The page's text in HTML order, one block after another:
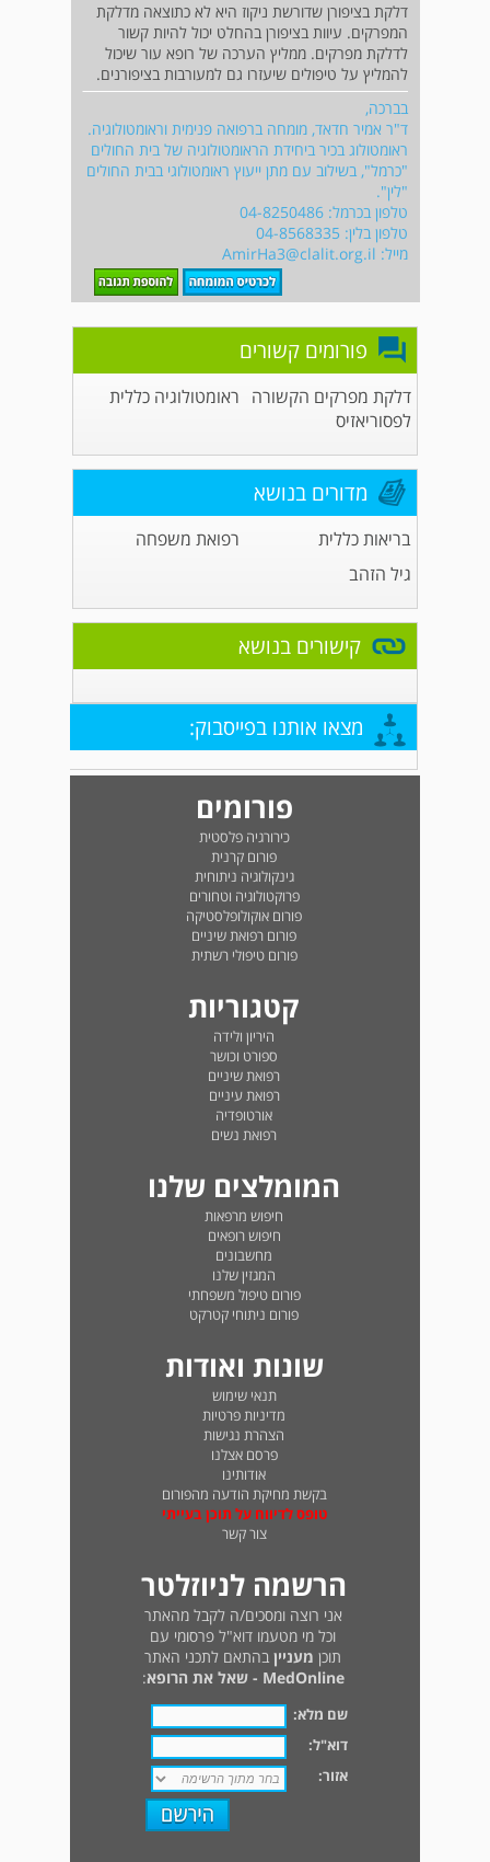
דלקת בציפורן שדורשת ניקוז היא לא כתוצאה מדלקת
המפרקים. עיוות בציפורן בהחלט יכול להיות קשור
לדלקת מפרקים. ממליץ הערכה של רופא עור שיכול
להמליץ על טיפולים שיעזרו גם למעורבות בציפורנים.
בברכה,
ד"ר אמיר חדאד, מומחה ברפואה פנימית וראומטולוגיה.
ראומטולוג בכיר ביחידת הראומטולוגיה של בית החולים
"כרמל", בשילוב עם מתן ייעוץ ראומטולוגי בבית החולים
"לין".
טלפון בכרמל: 04-8250486
טלפון בלין: 04-8568335
מייל: AmirHa3@clalit.org.il
פורומים קשורים
דלקת מפרקים הקשורה
לפסוריאזיס
ראומטולוגיה כללית
מדורים בנושא
בריאות כללית
רפואת משפחה
גיל הזהב
קישורים בנושא
מצאו אותנו בפייסבוק:
פורומים
כירורגיה פלסטית
פורום קרנית
גינקולוגיה ניתוחית
פרוקטולוגיה וטחורים
פורום אוקולופלסטיקה
פורום רפואת שיניים
פורום טיפולי רשתית
קטגוריות
היריון ולידה
ספורט וכושר
רפואת שיניים
רפואת עיניים
אורטופדיה
רפואת נשים
המומלצים שלנו
חיפוש מרפאות
חיפוש רופאים
מחשבונים
המגזין שלנו
פורום טיפול משפחתי
פורום ניתוחי קטרקט
שונות ואודות
תנאי שימוש
מדיניות פרטיות
הצהרת נגישות
פרסם אצלנו
אודותינו
בקשת מחיקת הודעה מהפורום
טופס לדיווח על תוכן בעייתי
צור קשר
הרשמה לניוזלטר
אני רוצה ומסכים/ה לקבל מהאתר
וכל מי מטעמו דוא"ל פרסומי עם
תוכן מעניין בהתאם לתכני האתר
MedOnline - שאל את הרופא
:
שם מלא:
דוא"ל:
אזור: